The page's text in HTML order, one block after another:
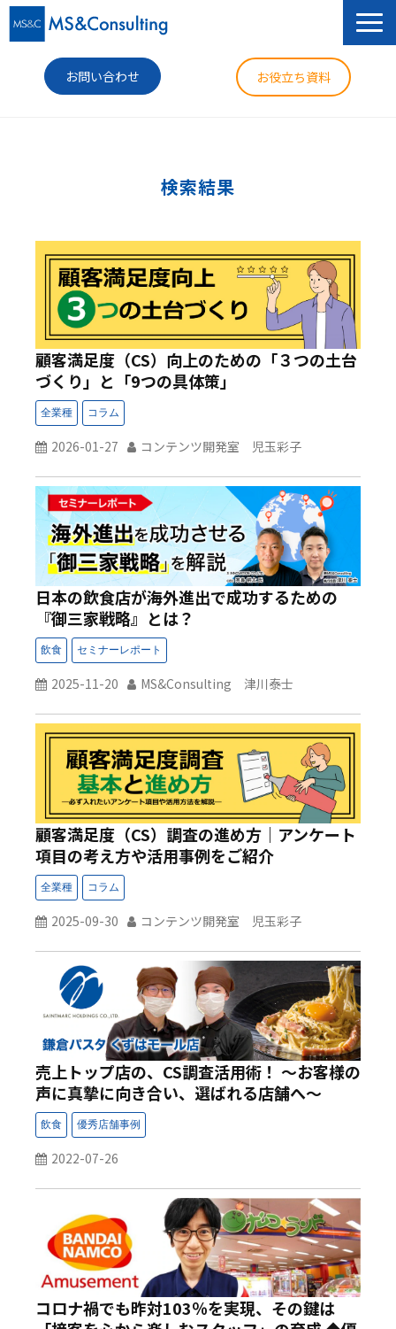
お問い合わせ お役立ち資料
コラム
ニュース
企業情報
検索結果
顧客満足度（CS）向上のための「３つの土台
づくり」と「9つの具体策」
2026-01-27 コンテンツ開発室 児玉彩子
日本の飲食店が海外進出で成功するための
『御三家戦略』とは？
2025-11-20 MS&Consulting 津川泰士
顧客満足度（CS）調査の進め方｜アンケート
項目の考え方や活用事例をご紹介
2025-09-30 コンテンツ開発室 児玉彩子
売上トップ店の、CS調査活用術！ ～お客様の
声に真摯に向き合い、選ばれる店舗へ～
2022-07-26
コロナ禍でも昨対103％を実現、その鍵は